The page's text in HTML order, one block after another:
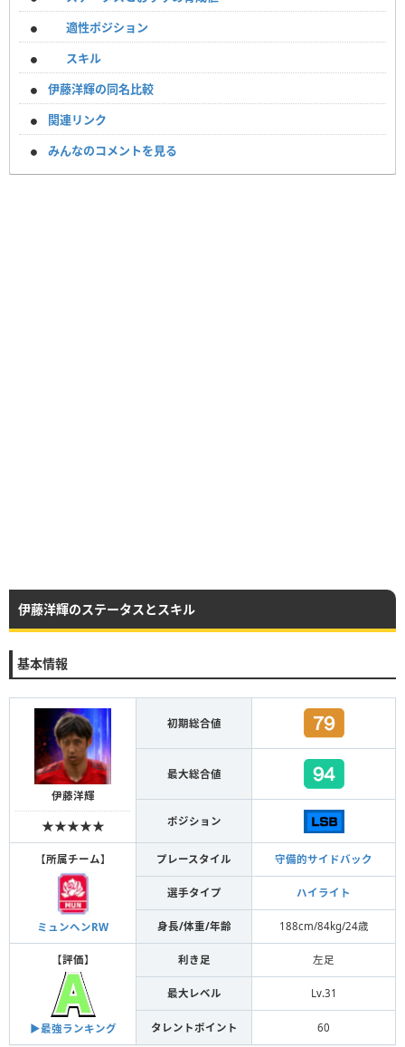
適性ポジション
スキル
伊藤洋輝の同名比較
関連リンク
みんなのコメントを見る
伊藤洋輝のステータスとスキル
基本情報
伊藤洋輝
★★★★★
初期総合値
最大総合値
ポジション
【所属チーム】
ミュンヘンRW
プレースタイル 守備的サイドバック
選手タイプ ハイライト
身長/体重/年齢 188cm/84kg/24歳
【評価】
▶︎最強ランキング
利き足 左足
最大レベル Lv.31
タレントポイント 60